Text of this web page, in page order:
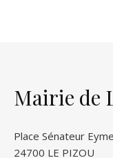
Mairie de
Place Sénateur
24700 LE PIZOU